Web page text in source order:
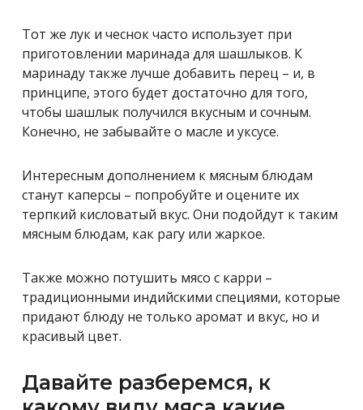
Тот же лук и чеснок часто использует при
приготовлении маринада для шашлыков. К
маринаду также лучше добавить перец – и, в
принципе, этого будет достаточно для того,
чтобы шашлык получился вкусным и сочным.
Конечно, не забывайте о масле и уксусе.
Интересным дополнением к мясным блюдам
станут каперсы – попробуйте и оцените их
терпкий кисловатый вкус. Они подойдут к таким
мясным блюдам, как рагу или жаркое.
Также можно потушить мясо с карри –
традиционными индийскими специями, которые
придают блюду не только аромат и вкус, но и
красивый цвет.
Давайте разберемся, к